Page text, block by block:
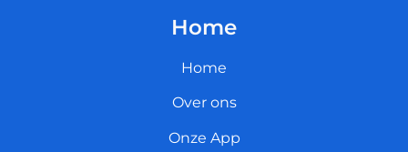
Home
Home
Over ons
Onze App